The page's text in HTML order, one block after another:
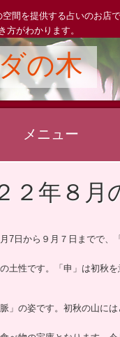
間を提供する占いのお店
方がわかります。
の木
メニュー
２年８月
7日から９月７日までで、
土性です。「申」は初秋
」の姿です。初秋の山に